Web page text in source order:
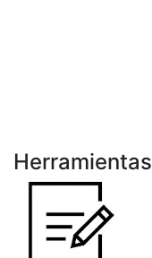
Herramientas